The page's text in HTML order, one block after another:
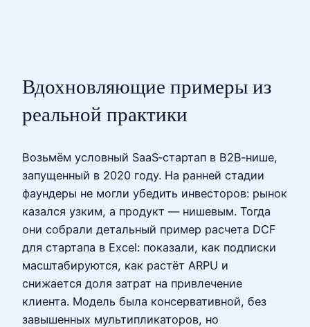
Вдохновляющие примеры из
реальной практики
Возьмём условный SaaS‑стартап в B2B‑нише,
запущенный в 2020 году. На ранней стадии
фаундеры не могли убедить инвесторов: рынок
казался узким, а продукт — нишевым. Тогда
они собрали детальный пример расчета DCF
для стартапа в Excel: показали, как подписки
масштабируются, как растёт ARPU и
снижается доля затрат на привлечение
клиента. Модель была консервативной, без
завышенных мультипликаторов, но